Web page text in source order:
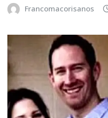
Francomacorisanos